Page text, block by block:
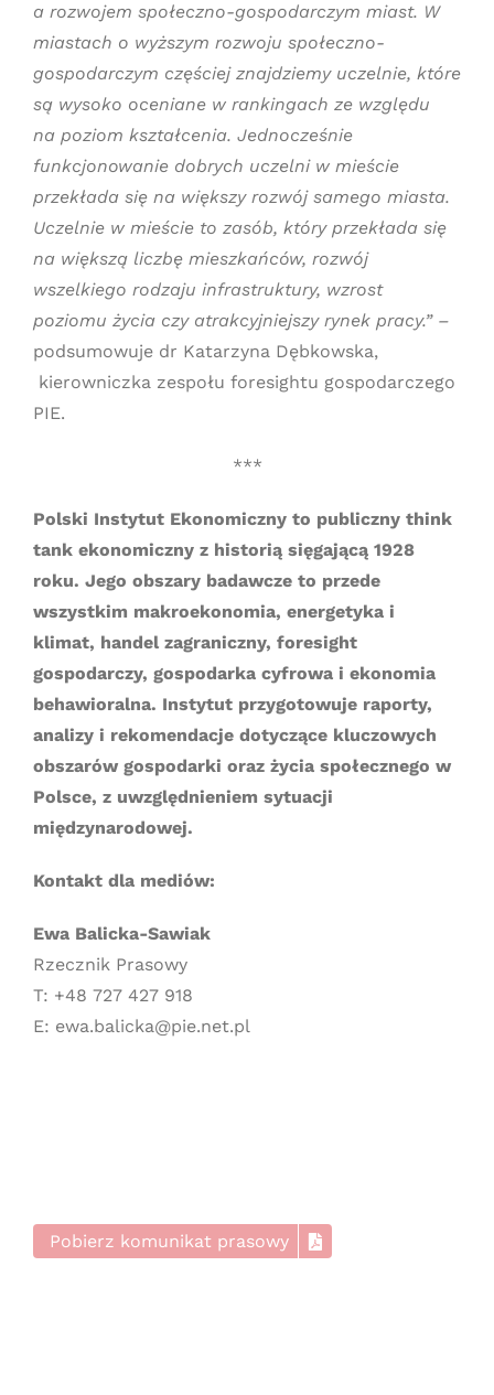
a rozwojem społeczno-gospodarczym miast. W
miastach o wyższym rozwoju społeczno-
gospodarczym częściej znajdziemy uczelnie, które
są wysoko oceniane w rankingach ze względu
na poziom kształcenia. Jednocześnie
funkcjonowanie dobrych uczelni w mieście
przekłada się na większy rozwój samego miasta.
Uczelnie w mieście to zasób, który przekłada się
na większą liczbę mieszkańców, rozwój
wszelkiego rodzaju infrastruktury, wzrost
poziomu życia czy atrakcyjniejszy rynek pracy.” –
podsumowuje dr Katarzyna Dębkowska,
kierowniczka zespołu foresightu gospodarczego
PIE.
***
Polski Instytut Ekonomiczny to publiczny think
tank ekonomiczny z historią sięgającą 1928
roku. Jego obszary badawcze to przede
wszystkim makroekonomia, energetyka i
klimat, handel zagraniczny, foresight
gospodarczy, gospodarka cyfrowa i ekonomia
behawioralna. Instytut przygotowuje raporty,
analizy i rekomendacje dotyczące kluczowych
obszarów gospodarki oraz życia społecznego w
Polsce, z uwzględnieniem sytuacji
międzynarodowej.
Kontakt dla mediów:
Ewa Balicka-Sawiak
Rzecznik Prasowy
T: +48 727 427 918
E: ewa.balicka@pie.net.pl
Pobierz komunikat prasowy